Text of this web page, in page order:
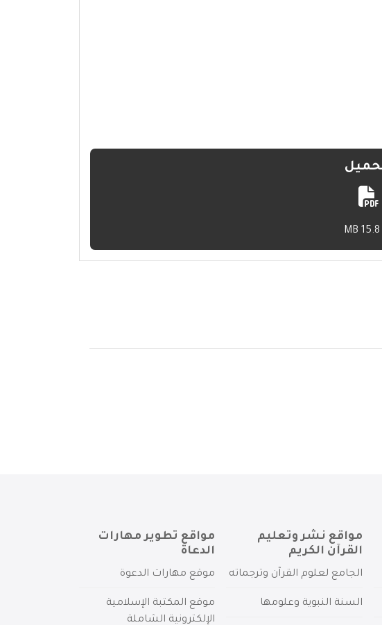
مواقع نشر وتعليم
القرآن الكريم
الجامع لعلوم القرآن وترجماته
السنة النبوية وعلومها
مواقع تطوير مهارات
الدعاة
موقع مهارات الدعوة
موقع المكتبة الإسلامية
الإلكترونية الشاملة